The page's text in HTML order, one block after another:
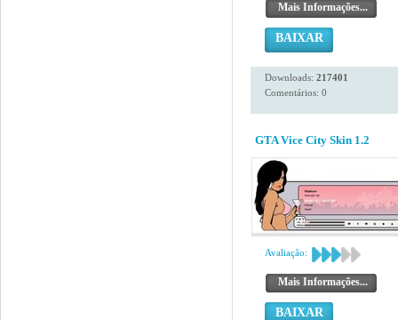
Mais Informações...
BAIXAR
Downloads: 217401
Comentários: 0
GTA Vice City Skin 1.2
Avaliação:
Mais Informações...
BAIXAR